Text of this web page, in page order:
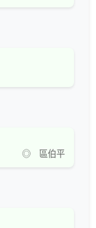
◎ 區伯平